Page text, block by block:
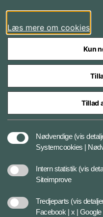
LinkedIn
Styrelser og
Læs mere om cookies
Kun
Tillad
Nødvendige (vis
Systemcookies |
Intern statistik (vis
Siteimprove
Tredjeparts (vis
Facebook | x | Google